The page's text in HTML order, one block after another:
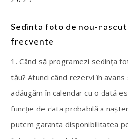
Sedinta foto de nou-
frecvente
1. Când să programezi sedința
tău? Atunci când rezervi în
adăugăm în calendar cu o dată
funcție de data probabilă a
putem garanta disponibilitatea